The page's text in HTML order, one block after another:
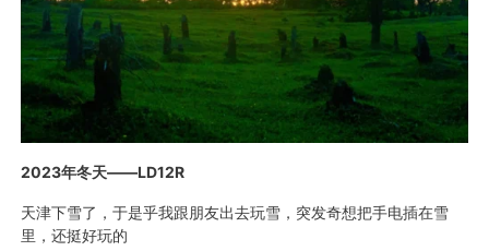
2023年冬天——LD12R
天津下雪了，于是乎我跟朋友出去玩雪，突发奇想把手电插在雪
里，还挺好玩的